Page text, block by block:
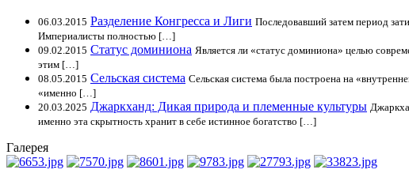
06.03.2015 Разделение Конгресса и Лиги Последовавший затем период
Империалисты полностью […]
09.02.2015 Статус доминиона Является ли «статус доминиона» целью
этим […]
08.05.2015 Сельская система Сельская система была построена на
«именно […]
20.03.2025 Джаркханд: Дикая природа и племенные культуры
именно эта скрытность хранит в себе истинное богатство […]
Галерея